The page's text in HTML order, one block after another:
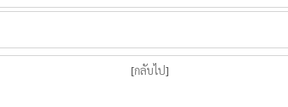
[กลับไป]